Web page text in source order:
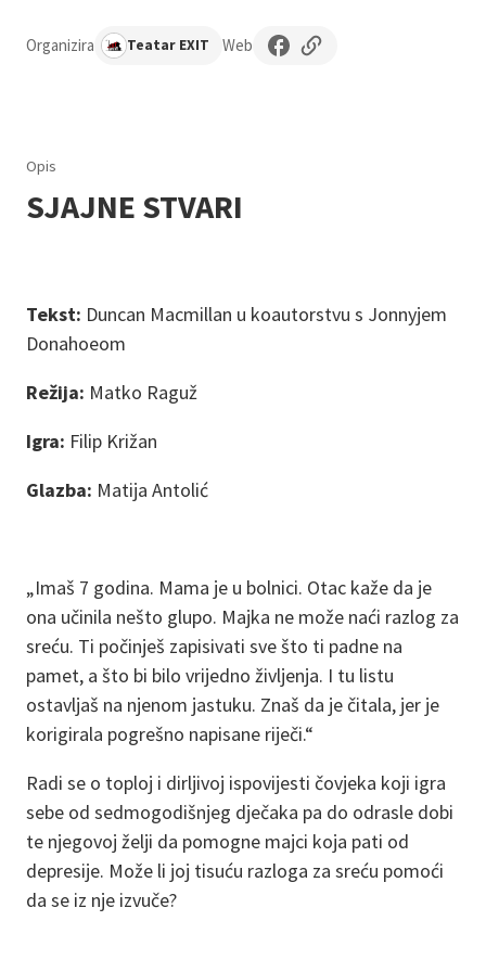
Organizira Teatar EXIT Web
Opis
SJAJNE STVARI
Tekst: Duncan Macmillan u koautorstvu s Jonnyjem
Donahoeom
Režija: Matko Raguž
Igra: Filip Križan
Glazba: Matija Antolić
„Imaš 7 godina. Mama je u bolnici. Otac kaže da je
ona učinila nešto glupo. Majka ne može naći razlog za
sreću. Ti počinješ zapisivati sve što ti padne na
pamet, a što bi bilo vrijedno življenja. I tu listu
ostavljaš na njenom jastuku. Znaš da je čitala, jer je
korigirala pogrešno napisane riječi.“
Radi se o toploj i dirljivoj ispovijesti čovjeka koji igra
sebe od sedmogodišnjeg dječaka pa do odrasle dobi
te njegovoj želji da pomogne majci koja pati od
depresije. Može li joj tisuću razloga za sreću pomoći
da se iz nje izvuče?